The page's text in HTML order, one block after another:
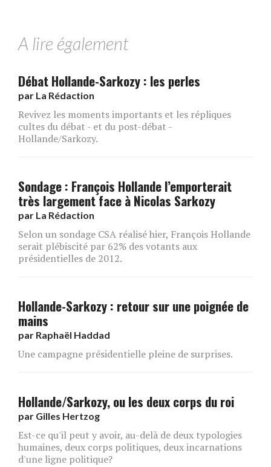
A lire également
Débat Hollande-Sarkozy : les perles
par La Rédaction
Revivez les moments importants et les répliques
cultes du débat - et du post-débat -
Hollande/Sarkozy.
Sondage : François Hollande l’emporterait
très largement face à Nicolas Sarkozy
par La Rédaction
Selon un sondage CSA réalisé hier, François Hollande
serait plébiscité par 62% des votants aux
présidentielles de 2012.
Hollande-Sarkozy : retour sur une poignée de
mains
par Raphaël Haddad
Une campagne présidentielle pleine de surprises.
Hollande/Sarkozy, ou les deux corps du roi
par Gilles Hertzog
Est-ce qu'il peut y avoir, au-delà de deux typologies
humaines, deux corps politiques, deux incarnations
d'une ligne politique?